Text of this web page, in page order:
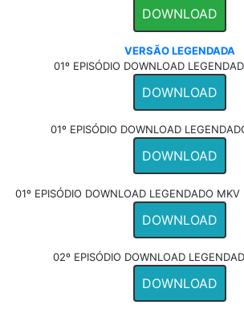
DOWNLOAD
VERSÃO LEGENDADA
01º EPISÓDIO DOWNLOAD
DOWNLOAD
01º EPISÓDIO DOWNLOAD
DOWNLOAD
01º EPISÓDIO DOWNLOAD LEGENDADO
DOWNLOAD
02º EPISÓDIO DOWNLOAD
DOWNLOAD